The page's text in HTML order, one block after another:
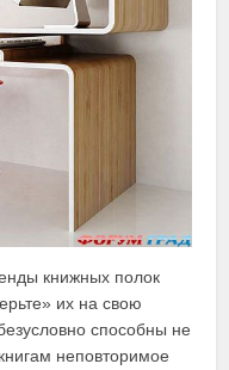
книжных полок
их на свою
способны не
неповторимое